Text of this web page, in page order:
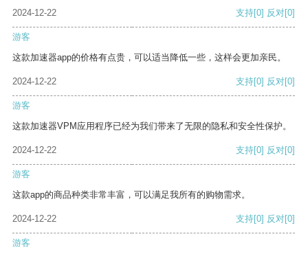
2024-12-22
支持[0] 反对[0]
游客
这款加速器app的价格有点贵，可以适当降低一些，这样会更加亲民。
2024-12-22 支持[0] 反对[0]
游客
这款加速器VPM应用程序已经为我们带来了无限的隐私和安全性保护。
2024-12-22 支持[0] 反对[0]
游客
这款app的商品种类非常丰富，可以满足我所有的购物需求。
2024-12-22 支持[0] 反对[0]
游客